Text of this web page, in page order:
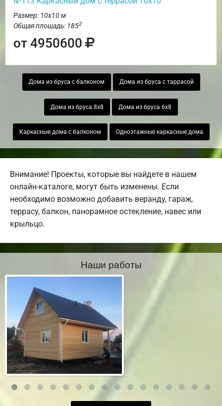
Размер: 10х10 м
Общая площадь: 1852
от 4950600
Дома из бруса с балконом Дома из бруса с таррасой
Дома из бруса 8х8 Дома из бруса 6х8
Каркасные дома с балконом Одноэтажные каркасные дома
Внимание! Проекты, которые вы найдете в нашем
онлайн-каталоге, могут быть изменены. Если
необходимо возможно добавить веранду, гараж,
террасу, балкон, панорамное остекление, навес или
крыльцо.
Наши работы